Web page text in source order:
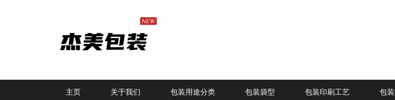
主页 关于我们 包装用途分类 包装袋型 包装印刷工艺 包